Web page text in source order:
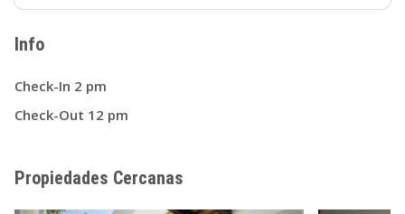
Info
Check-In 2 pm
Check-Out 12 pm
Propiedades Cercanas